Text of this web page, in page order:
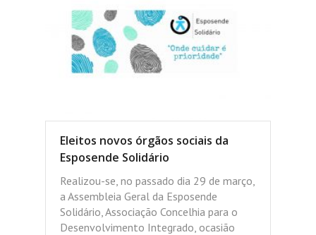
Eleitos novos órgãos sociais da
Esposende Solidário
Realizou-se, no passado dia 29 de março,
a Assembleia Geral da Esposende
Solidário, Associação Concelhia para o
Desenvolvimento Integrado, ocasião